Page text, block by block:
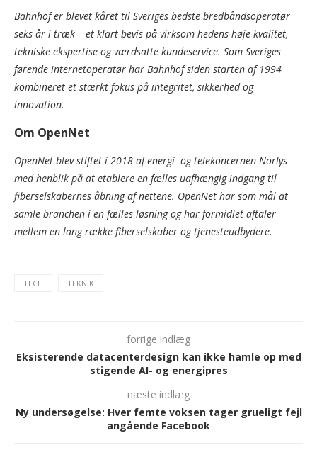
Bahnhof er blevet kåret til Sveriges bedste bredbåndsoperatør
seks år i træk – et klart bevis på virksom-hedens høje kvalitet,
tekniske ekspertise og værdsatte kundeservice. Som Sveriges
førende internetoperatør har Bahnhof siden starten af 1994
kombineret et stærkt fokus på integritet, sikkerhed og
innovation.
Om OpenNet
OpenNet blev stiftet i 2018 af energi- og telekoncernen Norlys
med henblik på at etablere en fælles uafhængig indgang til
fiberselskabernes åbning af nettene. OpenNet har som mål at
samle branchen i en fælles løsning og har formidlet aftaler
mellem en lang række fiberselskaber og tjenesteudbydere.
TECH TEKNIK
forrige indlæg
Eksisterende datacenterdesign kan ikke hamle op med
stigende AI- og energipres
næste indlæg
Ny undersøgelse: Hver femte voksen tager grueligt fejl
angående Facebook